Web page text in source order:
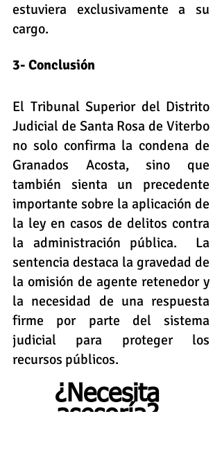
estuviera exclusivamente a su
cargo.
3- Conclusión
El Tribunal Superior del Distrito
Judicial de Santa Rosa de Viterbo
no solo confirma la condena de
Granados Acosta, sino que
también sienta un precedente
importante sobre la aplicación de
la ley en casos de delitos contra
la administración pública.  La
sentencia destaca la gravedad de
la omisión de agente retenedor y
la necesidad de una respuesta
firme por parte del sistema
judicial para proteger los
recursos públicos.
¿Necesita
asesoría?